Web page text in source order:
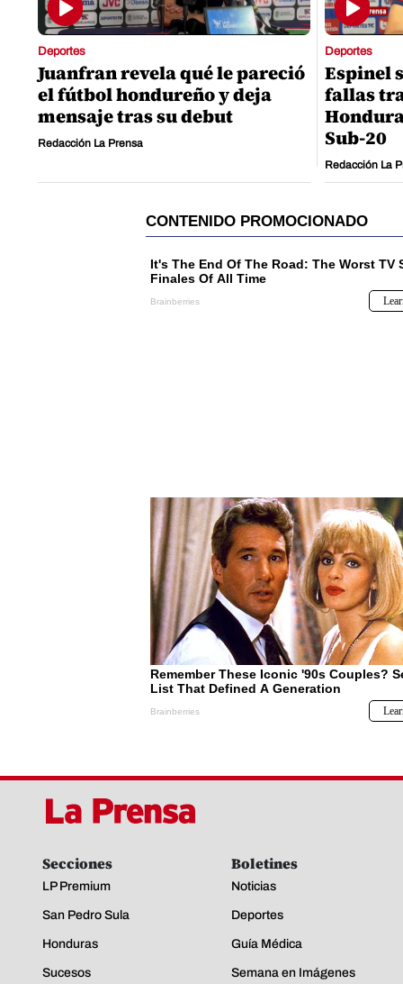
Deportes
Juanfran revela qué le pareció
el fútbol hondureño y deja
mensaje tras su debut
Redacción La Prensa
Deportes
Espinel
fallas
Sub-20
Redacción La
Secciones
LP Premium
San Pedro Sula
Honduras
Sucesos
Boletines
Noticias
Deportes
Guía Médica
Semana en Imágenes